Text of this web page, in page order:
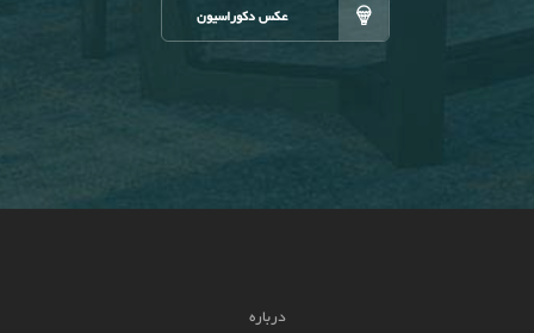
عکس دکوراسیون
درباره